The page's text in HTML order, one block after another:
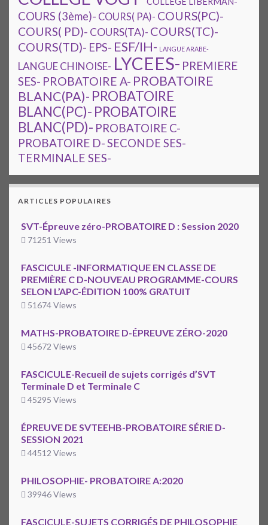
COURS (3ème)- COURS( PA)- COURS(PC)-
COURS( PD)- COURS(TA)- COURS(TC)-
COURS(TD)- EPS- ESF/IH- LANGUE ARABE-
LANGUE CHINOISE- LYCEES- PREMIERE
SES- PROBATOIRE A- PROBATOIRE
BLANC(PA)- PROBATOIRE
BLANC(PC)- PROBATOIRE
BLANC(PD)- PROBATOIRE C-
PROBATOIRE D-SECONDE SES-
TERMINALE SES-
ARTICLES POPULAIRES
SVT-Épreuve zéro-PROBATOIRE D : Session 2020
71251 Views
FASCICULE -INFORMATIQUE EN CLASSE DE
PREMIÈRE C D-NOUVEAU PROGRAMME-COURS
SELON L’APC-ÉDITION 100% GRATUIT
51674 Views
MATHS-PROBATOIRE D-ÉPREUVE ZÉRO-2020
45672 Views
FASCICULE-Recueil de sujets corrigés d’SVT
Terminale D et Terminale C
45295 Views
ÉPREUVE DE SVTEEHB-PROBATOIRE SÉRIE D-
SESSION 2021
44512 Views
PHILOSOPHIE- PROBATOIRE A:2020
39946 Views
FASCICULE-SUJETS CORRIGÉS DE PHILOSOPHIE